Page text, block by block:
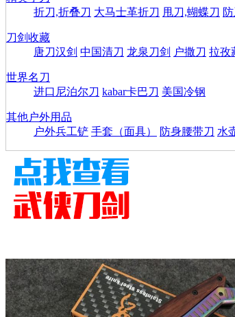
折刀,折叠刀 大马士革折刀 甩刀,蝴蝶刀
刀剑收藏
唐刀汉剑 中国清刀 龙泉刀剑 户撒刀 拉孜
世界名刀
进口尼泊尔刀 kabar卡巴刀 美国冷钢
其他户外用品
户外兵工铲 手套（面具） 防身腰带刀 水